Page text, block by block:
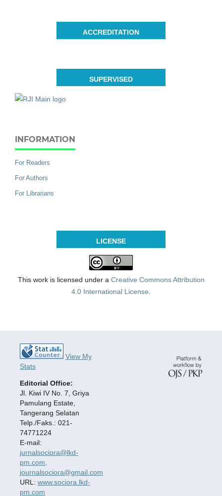
ACCREDITATION
SUPERVISED
INFORMATION
For Readers
For Authors
For Librarians
LICENSE
This work is licensed under a Creative Commons Attribution
4.0 International License
View My
Stats
Editorial Office:
Jl. Kiwi IV No. 7, Griya
Pamulang Estate,
Tangerang Selatan
Telp./Faks.: 021-
74771224
E-mail:
jurnalsociora@lkd-
pm.com,
journalsociora@gmail.com
URL: www.sociora.lkd-
pm.com